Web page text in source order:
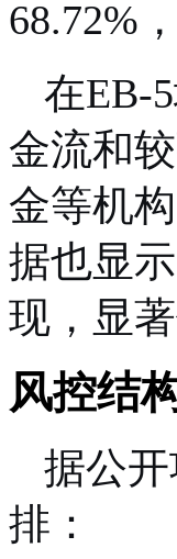
68.72%
在EB-
金流和
金等机
据也显
现，显
风控结
据公
排：